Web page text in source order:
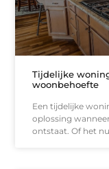
Tijdelijke
woonbehoefte
Een tijdelijke
oplossing
ontstaat. Of het